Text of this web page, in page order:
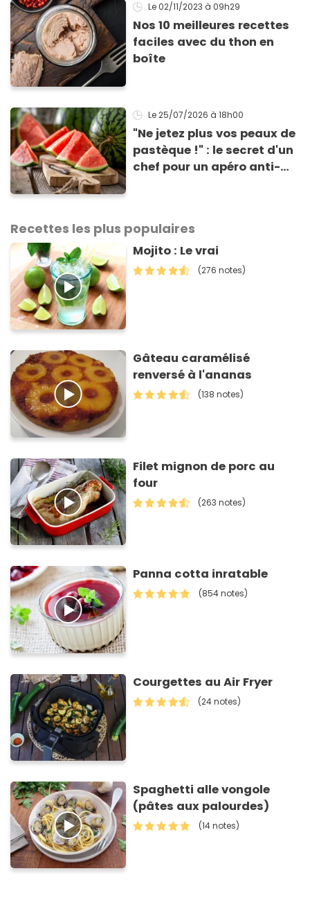
Le 02/11/2023 à 09h29
Nos 10 meilleures recettes
faciles avec du thon en
boîte
Le 25/07/2026 à 18h00
"Ne jetez plus vos peaux de
pastèque !" : le secret d'un
chef pour un apéro anti-
Recettes les plus populaires
Mojito : Le vrai
(276 notes)
Gâteau caramélisé
renversé à l'ananas
(138 notes)
Filet mignon de porc au
four
(263 notes)
Panna cotta inratable
(854 notes)
Courgettes au Air Fryer
(24 notes)
Spaghetti alle vongole
(pâtes aux palourdes)
(14 notes)